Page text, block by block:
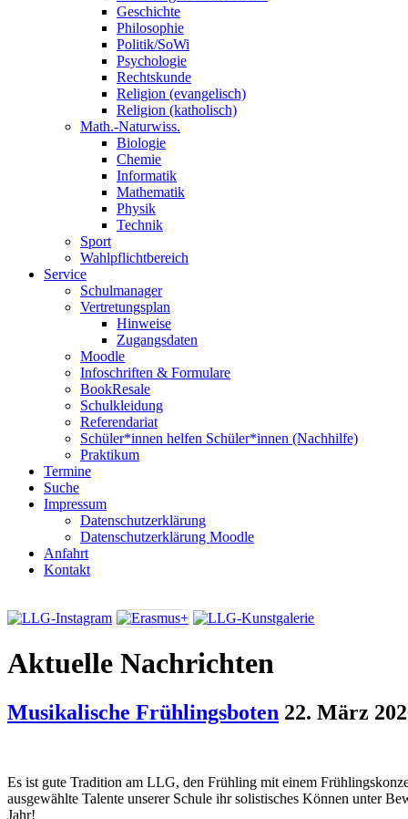
Geschichte
Philosophie
Politik/SoWi
Psychologie
Rechtskunde
Religion (evangelisch)
Religion (katholisch)
Math.-Naturwiss.
Biologie
Chemie
Informatik
Mathematik
Physik
Technik
Sport
Wahlpflichtbereich
Service
Schulmanager
Vertretungsplan
Hinweise
Zugangsdaten
Moodle
Infoschriften & Formulare
BookResale
Schulkleidung
Referendariat
Schüler*innen helfen Schüler*innen (Nachhilfe)
Praktikum
Termine
Suche
Impressum
Datenschutzerklärung
Datenschutzerklärung Moodle
Anfahrt
Kontakt
Aktuelle Nachrichten
Musikalische Frühlingsboten 22. März
Es ist gute Tradition am LLG, den Frühling mit einem
ausgewählte Talente unserer Schule ihr solistisches Können unter
Jahr!